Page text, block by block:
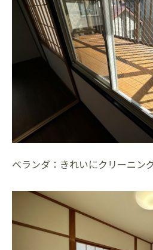
ベランダ：きれいにクリーニン